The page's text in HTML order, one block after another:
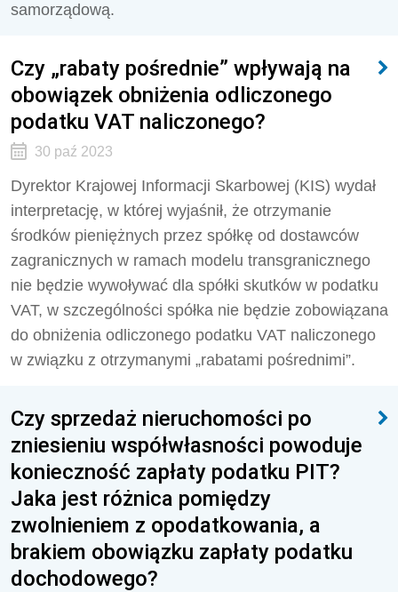
samorządową.
Czy „rabaty pośrednie” wpływają na
obowiązek obniżenia odliczonego
podatku VAT naliczonego?
30 paź 2023
Dyrektor Krajowej Informacji Skarbowej (KIS) wydał
interpretację, w której wyjaśnił, że otrzymanie
środków pieniężnych przez spółkę od dostawców
zagranicznych w ramach modelu transgranicznego
nie będzie wywoływać dla spółki skutków w podatku
VAT, w szczególności spółka nie będzie zobowiązana
do obniżenia odliczonego podatku VAT naliczonego
w związku z otrzymanymi „rabatami pośrednimi”.
Czy sprzedaż nieruchomości po
zniesieniu współwłasności powoduje
konieczność zapłaty podatku PIT?
Jaka jest różnica pomiędzy
zwolnieniem z opodatkowania, a
brakiem obowiązku zapłaty podatku
dochodowego?